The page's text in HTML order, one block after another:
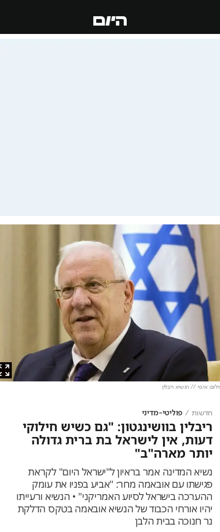
אי.פי // הנשיא ריבלין
חדשות פוליטי-מדיני
ריבלין בוושינגטון: "גם כשיש חילוקי
דעות, אין לישראל בת ברית גדולה
יותר מארה"ב"
נשיא המדינה אמר בראיון ל"ישראל היום" לקראת
פגישתו עם אובאמה מחר: "אביע בפניו את עומק
ההערכה בישראל לסיוע האמריקני" • הנשיא ורעייתו
יהיו אורחי הכבוד של הנשיא אובאמה בטקס הדלקת
נר חנוכה בבית הלבן